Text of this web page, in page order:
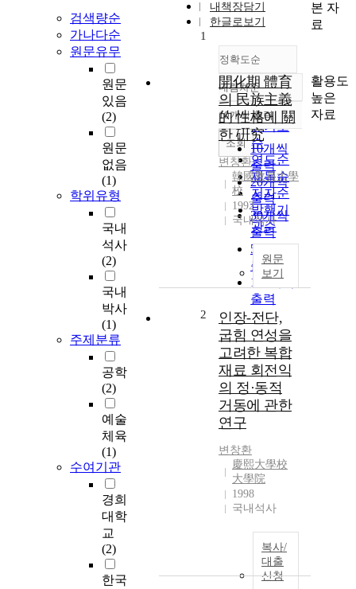
검색량순
가나다순
원문유무
원문
있음
(2)
원문
없음
(1)
학위유형
국내
석사
(2)
국내
박사
(1)
주제분류
공학
(2)
예술
체육
(1)
수여기관
경희
대학
교
(2)
한국
내책장담기
한글로보기
정확도순
정확도
순
인기도
순
연도순
제목순
저자순
발행기
관순
내림차순
내림차순
10개씩 출력
10개씩
출력
20개씩
출력
30개씩
출력
50개씩
출력
100개씩
출력
조회
1
開化期 體育
의 民族主義
的 性格에 關
한 硏究
변창환
韓國敎員大學
校
1992
국내석사
원문
보기
2
인장-전단,
굽힘 연성을
고려한 복합
재료 회전익
의 정·동적
거동에 관한
연구
변창환
慶熙大學校
大學院
1998
국내석사
복사/
대출
신청
본 자
료
활용도
높은
자료